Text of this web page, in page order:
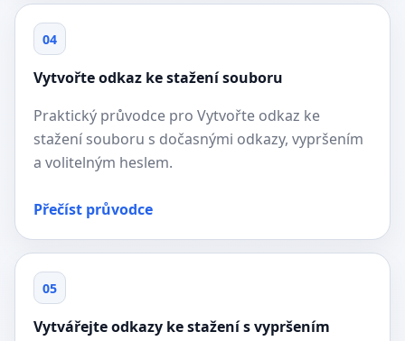
04
Vytvořte odkaz ke stažení souboru
Praktický průvodce pro Vytvořte odkaz ke
stažení souboru s dočasnými odkazy, vypršením
a volitelným heslem.
Přečíst průvodce
05
Vytvářejte odkazy ke stažení s vypršením